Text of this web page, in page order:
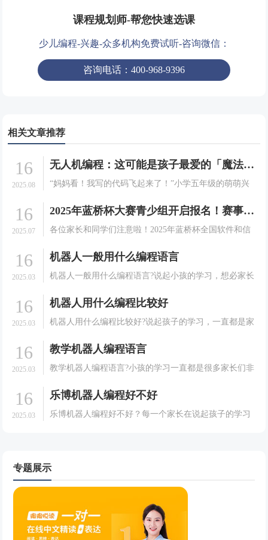
课程规划师-帮您快速选课
少儿编程-兴趣-众多机构免费试听-咨询微信：
咨询电话：400-968-9396
相关文章推荐
16
2025.08
无人机编程：这可能是孩子最爱的「魔法课」！
“妈妈看！我写的代码飞起来了！”小学五年级的萌萌兴
成就感的光芒。这不是科幻电影中的场景，而是发生在
学习变.
16
2025.07
2025年蓝桥杯大赛青少组开启报名！赛事详情及注册指南请查收
各位家长和同学们注意啦！2025年蓝桥杯全国软件和信
向在校中小学生的全国性竞赛，秉承公平、公正、公
台。下.
16
2025.03
机器人一般用什么编程语言
机器人一般用什么编程语言?说起小孩的学习，想必家长
习方面可以说是相当耐心的。会给孩子选择一些能够有
习机器.
16
2025.03
机器人用什么编程比较好
机器人用什么编程比较好?说起孩子的学习，一直都是家
子的学习方面可以说是相当的耐心的。会给孩子选择一
要孩子.
16
2025.03
教学机器人编程语言
教学机器人编程语言?小孩的学习一直都是很多家长们非
一些能有利于孩子成长的课程。就拿现在很多的家长想
了解一.
16
2025.03
乐博机器人编程好不好
乐博机器人编程好不好？每一个家长在说起孩子的学习
有利于孩.
专题展示